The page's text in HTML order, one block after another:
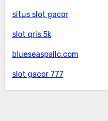
situs slot gacor
slot qris 5k
blueseaspallc.com
slot gacor 777